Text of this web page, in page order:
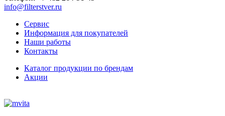
info@filterstver.ru
Сервис
Информация для покупателей
Наши работы
Контакты
Каталог продукции по брендам
Акции